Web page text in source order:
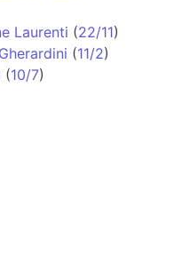
Laurenti (22/11)
(11/2)
(10/7)